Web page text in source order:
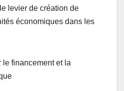
levier de création de
économiques dans les
le financement et la